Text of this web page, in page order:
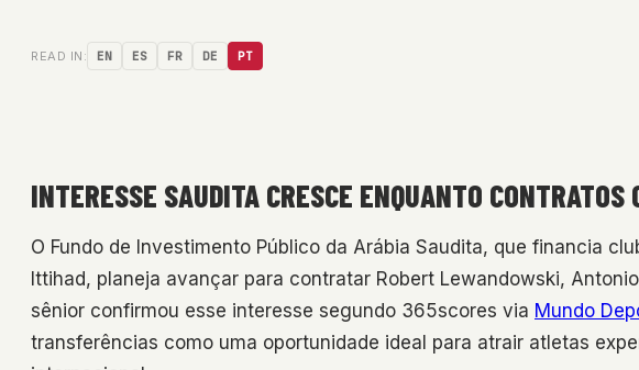
READ IN: EN ES FR DE PT
INTERESSE SAUDITA CRESCE ENQUANTO CONTRATOS
O Fundo de Investimento Público da Arábia Saudita, que financia
Ittihad, planeja avançar para contratar Robert Lewandowski,
sênior confirmou esse interesse segundo 365scores via Mundo
transferências como uma oportunidade ideal para atrair atletas